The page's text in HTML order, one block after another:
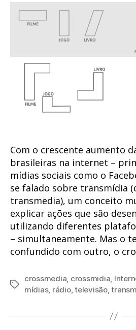
Com o crescente aumento
brasileiras na internet –
mídias sociais como o
se falado sobre transmídia
transmedia), um conceito
explicar ações que são
utilizando diferentes
– simultaneamente. Mas o
confundido com outro, o
Tags
crossmedia, crossmidia,
mídias, rádio,televisão,